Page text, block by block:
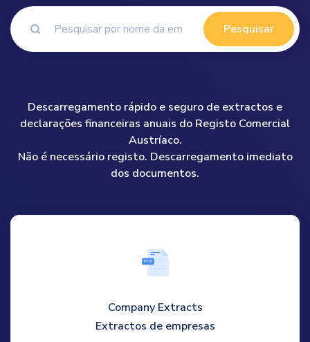
Pesquisar
Descarregamento rápido e seguro de extractos e
declarações financeiras anuais do Registo Comercial
Austríaco.
Não é necessário registo. Descarregamento imediato
dos documentos.
PD F
Company Extracts
Extractos de empresas